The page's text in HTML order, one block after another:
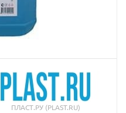
ПЛАСТ.РУ (PLAST.RU)